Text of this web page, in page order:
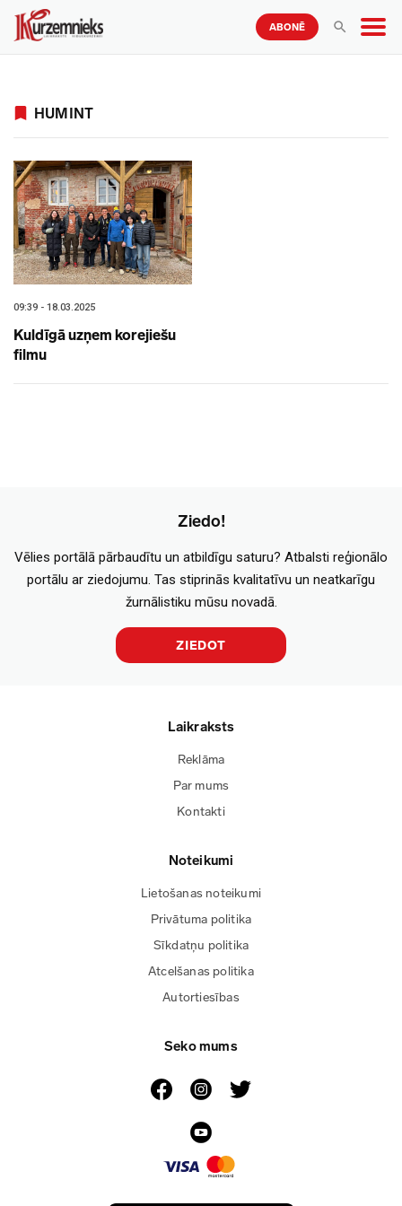
ABONĒ
HUMINT
09:39 - 18.03.2025
Kuldīgā uzņem korejiešu
filmu
Ziedo!
Vēlies portālā pārbaudītu un atbildīgu saturu? Atbalsti reģionālo
portālu ar ziedojumu. Tas stiprinās kvalitatīvu un neatkarīgu
žurnālistiku mūsu novadā.
ZIEDOT
Laikraksts
Reklāma
Par mums
Kontakti
Noteikumi
Lietošanas noteikumi
Privātuma politika
Sīkdatņu politika
Atcelšanas politika
Autortiesības
Seko mums